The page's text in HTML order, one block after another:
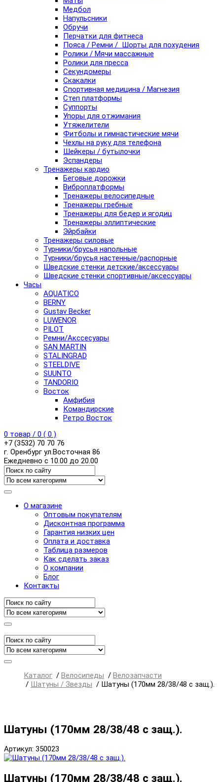
Медбол
Напульсники
Обручи
Перчатки для фитнеса
Пояса / Ремни / Шорты для похудения
Ролики / Мячи массажные
Ролики для пресса
Секундомеры
Скакалки
Спортивная медицина / Магнезия
Степ платформы
Суппорты
Упоры для отжимания
Утяжелители
Фитболы и гимнастические мячи
Чехлы на руку для телефона
Шейкеры / бутылочки
Эспандеры
Тренажеры кардио
Беговые дорожки
Виброплатформы
Тренажеры велосипедные
Тренажеры гребные
Тренажеры для бедер и ягодиц
Тренажеры эллиптические
Эйрбайки
Тренажеры силовые
Турники/брусья напольные
Турники/брусья настенные/распорные
Шведские стенки детские/аксессуары
Шведские стенки спортивные/аксессуары
Часы
AQUATICO
BERNY
Gustav Becker
LUWENOR
PILOT
Pемни/Акссесуары
SAN MARTIN
STALINGRAD
STEELDIVE
SUUNTO
TANDORIO
Восток
Амфибия
Командирские
Ретро Восток
0 товар / 0 ( 0 )
+7 (3532) 70 70 76
г. Оренбург ул.Восточная 86
Ежедневно с 10.00 до 20.00
О магазине
Оптовым покупателям
Дисконтная программа
Гарантия низких цен
Оплата и доставка
Таблица размеров
Как сделать заказ
О компании
Блог
Контакты
Каталог / Велосипеды / Велозапчасти
/ Шатуны / Звезды / Шатуны (170мм 28/38/48 с защ.).
Шатуны (170мм 28/38/48 с защ.).
Артикул: 350023
Шатуны (170мм 28/38/48 с защ.).